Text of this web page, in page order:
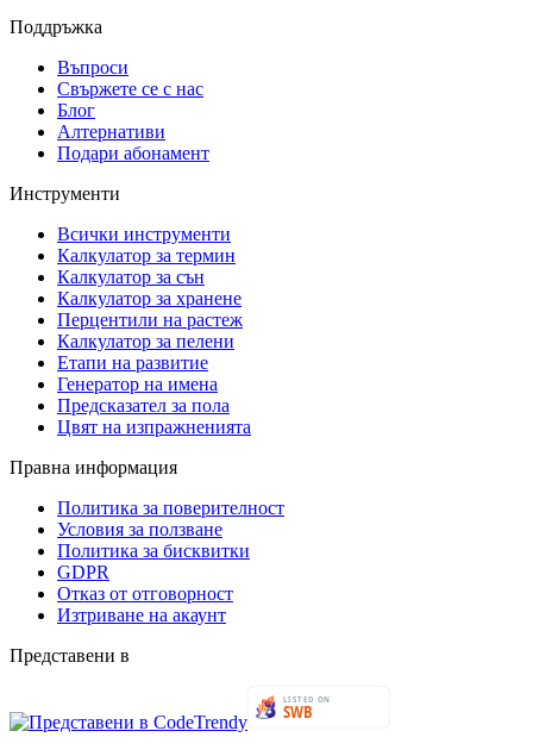
Поддръжка
Въпроси
Свържете се с нас
Блог
Алтернативи
Подари абонамент
Инструменти
Всички инструменти
Калкулатор за термин
Калкулатор за сън
Калкулатор за хранене
Перцентили на растеж
Калкулатор за пелени
Етапи на развитие
Генератор на имена
Предсказател за пола
Цвят на изпражненията
Правна информация
Политика за поверителност
Условия за ползване
Политика за бисквитки
GDPR
Отказ от отговорност
Изтриване на акаунт
Представени в